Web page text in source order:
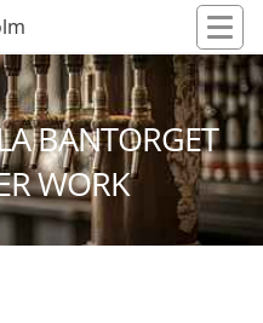
BANTORGET
WORK